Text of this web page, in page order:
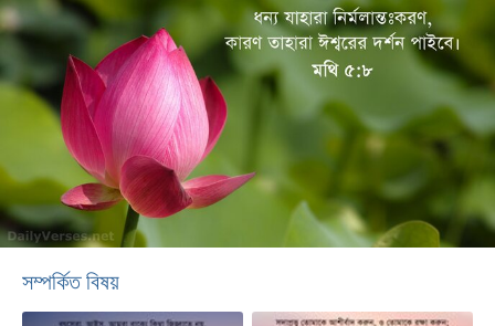
সম্পর্কিত বিষয়